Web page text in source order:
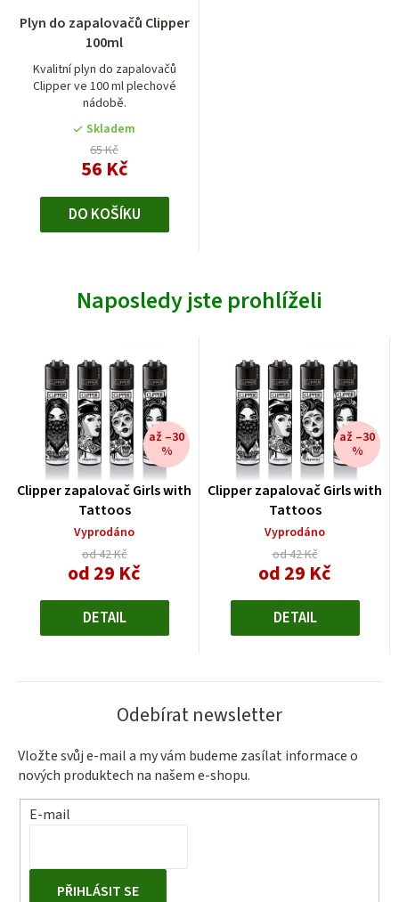
Plyn do zapalovačů Clipper
100ml
Kvalitní plyn do zapalovačů
Clipper ve 100 ml plechové
nádobě.
Skladem
65 Kč
56 Kč
DO KOŠÍKU
Naposledy jste prohlíželi
Clipper zapalovač Girls with
Tattoos
Vyprodáno
od 42 Kč
až –30
%
od 29 KčMěrná
DETAIL
Clipper zapalovač Girls with
Tattoos
Vyprodáno
od 42 Kč
až –30
%
od 29 KčMěrná
DETAIL
Odebírat newsletter
Vložte svůj e-mail a my vám budeme zasílat informace o
nových produktech na našem e-shopu.
E-mail
PŘIHLÁSIT SE